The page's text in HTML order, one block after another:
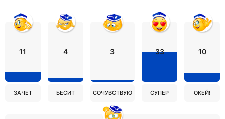
11
ЗАЧЕТ
4
БЕСИТ
3
СОЧУВСТВУЮ
33
СУПЕР
10
ОКЕЙ!